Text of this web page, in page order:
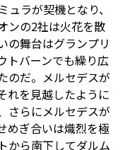
ラが契機となり、
ンの2社は火花を散
の舞台はグランプリ
トバーンでも繰り広
のだ。メルセデスが
れを見越したように
さらにメルセデスが
めぎ合いは熾烈を極
から南下してダルム